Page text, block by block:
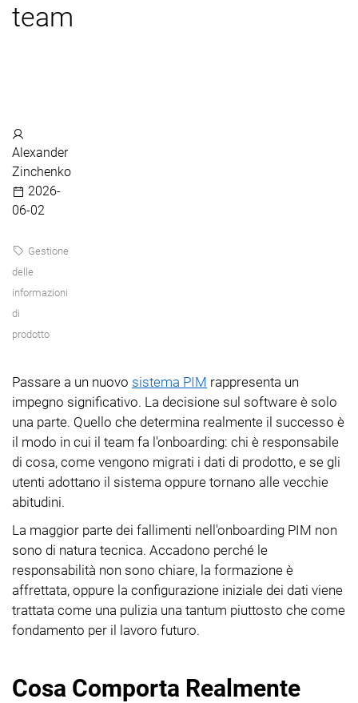
team
Alexander
Zinchenko
2026-
06-02
Gestione
delle
informazioni
di
prodotto
Passare a un nuovo sistema PIM rappresenta un
impegno significativo. La decisione sul software è solo
una parte. Quello che determina realmente il successo è
il modo in cui il team fa l'onboarding: chi è responsabile
di cosa, come vengono migrati i dati di prodotto, e se gli
utenti adottano il sistema oppure tornano alle vecchie
abitudini.
La maggior parte dei fallimenti nell'onboarding PIM non
sono di natura tecnica. Accadono perché le
responsabilità non sono chiare, la formazione è
affrettata, oppure la configurazione iniziale dei dati viene
trattata come una pulizia una tantum piuttosto che come
fondamento per il lavoro futuro.
Cosa Comporta Realmente